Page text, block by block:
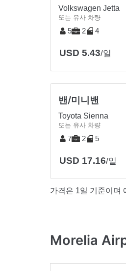
Volkswagen Jetta
또는 유사 차량
5 2 4
USD 5.43/일
밴/미니밴
Toyota Sienna
또는 유사 차량
7 2 5
USD 17.16/일
가격은 1일 기준이며
Morelia